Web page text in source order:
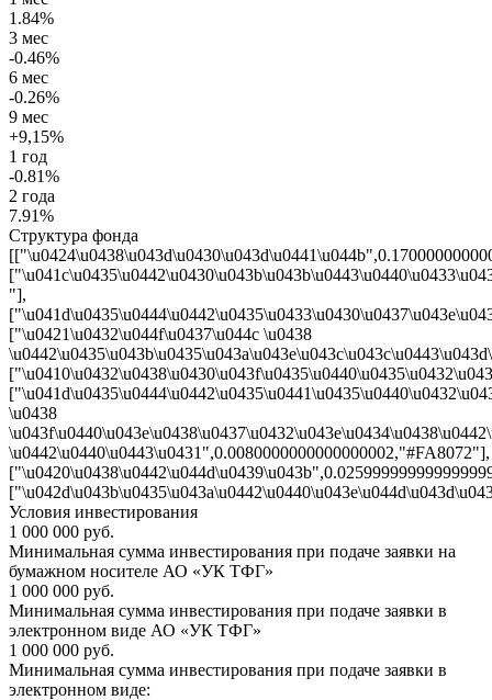
1.84%
3 мес
-0.46%
6 мес
-0.26%
9 мес
+9,15%
1 год
-0.81%
2 года
7.91%
Структура фонда
"],
["\u0421\u0432\u044f\u0437\u044c \u0438
\u0438
\u0442\u0440\u0443\u0431",0.0080000000000000002,"#FA8072"],
Условия инвестирования
1 000 000 руб.
Минимальная сумма инвестирования при подаче заявки на
бумажном носителе АО «УК ТФГ»
1 000 000 руб.
Минимальная сумма инвестирования при подаче заявки в
электронном виде АО «УК ТФГ»
1 000 000 руб.
Минимальная сумма инвестирования при подаче заявки в
электронном виде: